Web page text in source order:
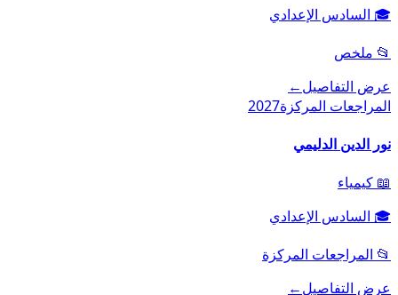
🎓 السادس الإعدادي
📂 ملخص
عرض التفاصيل←
المراجعات المركزة2027
نور الدين الدليمي
📖 كيمياء
🎓 السادس الإعدادي
📂 المراجعات المركزة
عرض التفاصيل←